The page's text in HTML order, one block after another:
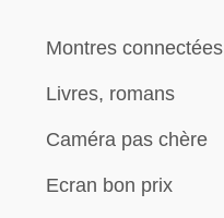
Montres connectées
Livres, romans
Caméra pas chère
Ecran bon prix